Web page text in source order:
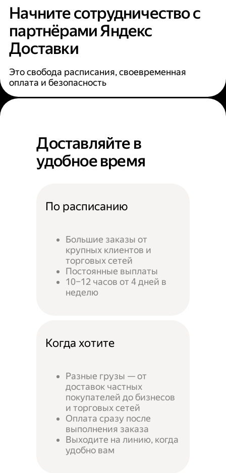
Начните сотрудничество с
партнёрами Яндекс
Доставки
Это свобода расписания, своевременная
оплата и безопасность
Доставляйте в
удобное время
По расписанию
Большие заказы от
крупных клиентов и
торговых сетей
Постоянные выплаты
10–12 часов от 4 дней в
неделю
Когда хотите
Разные грузы — от
доставок частных
покупателей до бизнесов
и торговых сетей
Оплата сразу после
выполнения заказа
Выходите на линию, когда
удобно вам